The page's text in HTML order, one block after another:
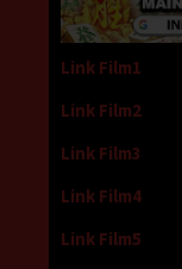
Link Film1
Link Film2
Link Film3
Link Film4
Link Film5